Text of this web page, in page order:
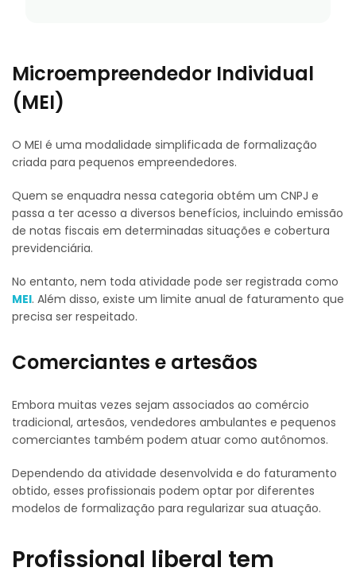
Microempreendedor Individual
(MEI)
O MEI é uma modalidade simplificada de formalização
criada para pequenos empreendedores.
Quem se enquadra nessa categoria obtém um CNPJ e
passa a ter acesso a diversos benefícios, incluindo emissão
de notas fiscais em determinadas situações e cobertura
previdenciária.
No entanto, nem toda atividade pode ser registrada como
MEI. Além disso, existe um limite anual de faturamento que
precisa ser respeitado.
Comerciantes e artesãos
Embora muitas vezes sejam associados ao comércio
tradicional, artesãos, vendedores ambulantes e pequenos
comerciantes também podem atuar como autônomos.
Dependendo da atividade desenvolvida e do faturamento
obtido, esses profissionais podem optar por diferentes
modelos de formalização para regularizar sua atuação.
Profissional liberal tem